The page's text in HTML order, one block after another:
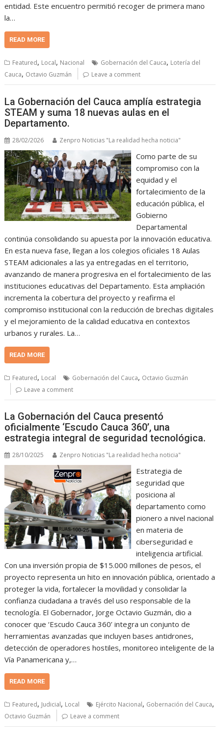
entidad. Este encuentro permitió recoger de primera mano
la…
READ MORE
Featured, Local, Nacional Gobernación del Cauca, Lotería del
Cauca, Octavio Guzmán Leave a comment
La Gobernación del Cauca amplía estrategia
STEAM y suma 18 nuevas aulas en el
Departamento.
28/02/2026 Zenpro Noticias "La realidad hecha noticia"
Como parte de su
compromiso con la
equidad y el
fortalecimiento de la
educación pública, el
Gobierno
Departamental
continúa consolidando su apuesta por la innovación educativa.
En esta nueva fase, llegan a los colegios oficiales 18 Aulas
STEAM adicionales a las ya entregadas en el territorio,
avanzando de manera progresiva en el fortalecimiento de las
instituciones educativas del Departamento. Esta ampliación
incrementa la cobertura del proyecto y reafirma el
compromiso institucional con la reducción de brechas digitales
y el mejoramiento de la calidad educativa en contextos
urbanos y rurales. La…
READ MORE
Featured, Local Gobernación del Cauca, Octavio Guzmán
Leave a comment
La Gobernación del Cauca presentó
oficialmente ‘Escudo Cauca 360’, una
estrategia integral de seguridad tecnológica.
28/10/2025 Zenpro Noticias "La realidad hecha noticia"
Estrategia de
seguridad que
posiciona al
departamento como
pionero a nivel nacional
en materia de
ciberseguridad e
inteligencia artificial.
Con una inversión propia de $15.000 millones de pesos, el
proyecto representa un hito en innovación pública, orientado a
proteger la vida, fortalecer la movilidad y consolidar la
confianza ciudadana a través del uso responsable de la
tecnología. El Gobernador, Jorge Octavio Guzmán, dio a
conocer que ‘Escudo Cauca 360’ integra un conjunto de
herramientas avanzadas que incluyen bases antidrones,
detección de operadores hostiles, monitoreo inteligente de la
Vía Panamericana y,…
READ MORE
Featured, Judicial, Local Ejército Nacional, Gobernación del Cauca,
Octavio Guzmán Leave a comment